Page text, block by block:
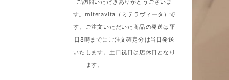
ご訪問いただきありがとうございま
す。miteravita（ミテラヴィータ）で
す。ご注文いただいた商品の発送は平
日8時までにご注文確定分は当日発送
いたします。土日祝日は店休日となり
ます。